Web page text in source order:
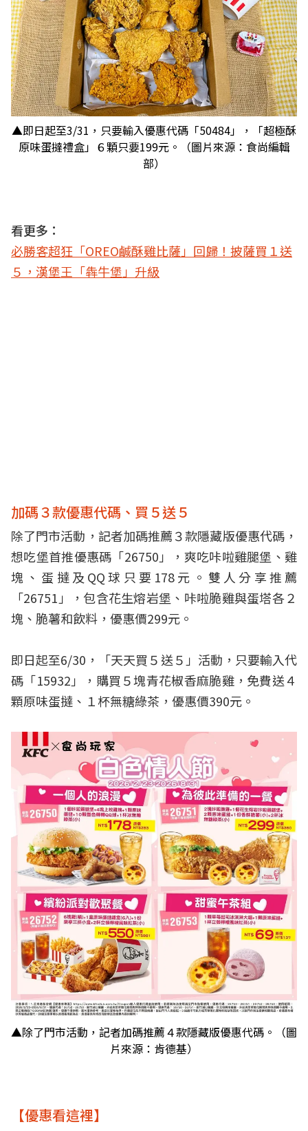
▲即日起至3/31，只要輸入優惠代碼「50484」，「超極酥
原味蛋撻禮盒」６顆只要199元。（圖片來源：食尚編輯
部）
看更多：
必勝客超狂「OREO鹹酥雞比薩」回歸！披薩買１送
５，漢堡王「犇牛堡」升級
加碼３款優惠代碼、買５送５
除了門市活動，記者加碼推薦３款隱藏版優惠代碼，
想吃堡首推優惠碼「26750」，爽吃咔啦雞腿堡、雞
塊、蛋撻及QQ球只要178元。雙人分享推薦
「26751」，包含花生熔岩堡、咔啦脆雞與蛋塔各２
塊、脆薯和飲料，優惠價299元。
即日起至6/30，「天天買５送５」活動，只要輸入代
碼「15932」，購買５塊青花椒香麻脆雞，免費送４
顆原味蛋撻、１杯無糖綠茶，優惠價390元。
▲除了門市活動，記者加碼推薦４款隱藏版優惠代碼。（圖
片來源：肯德基）
【優惠看這裡】